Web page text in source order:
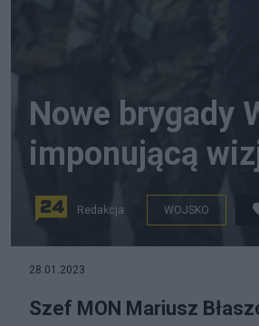
Nowe brygady
imponującą
Redakcja WOJSKO
28.01.2023
Szef MON Mariusz